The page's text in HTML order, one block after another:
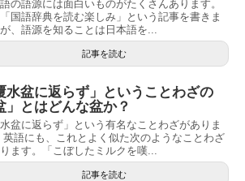
の語源には面白いものがたくさんあります。
国語辞典を読む楽しみ」という記事を書きま
が、語源を知ることは日本語を...
記事を読む
水盆に返らず」ということわざの
」とはどんな盆か？
水盆に返らず」という有名なことわざがありま
英語にも、これとよく似た次のようなことわざ
ます。「こぼしたミルクを嘆...
記事を読む